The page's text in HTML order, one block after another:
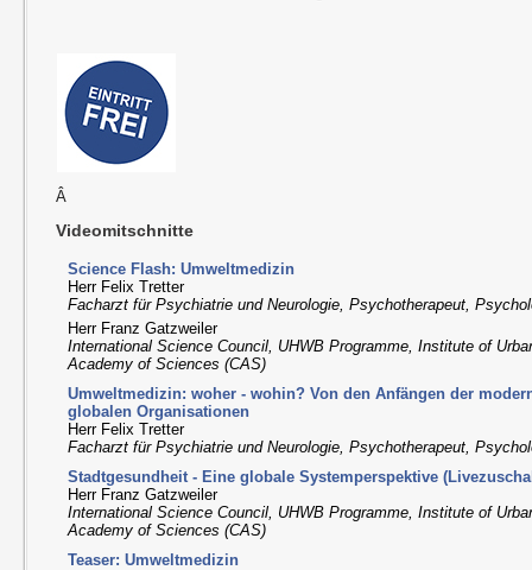
Â
Videomitschnitte
Science Flash: Umweltmedizin
Herr Felix Tretter
Facharzt für Psychiatrie und Neurologie, Psychotherapeut,
Herr Franz Gatzweiler
International Science Council, UHWB Programme, Institute of
Academy of Sciences (CAS)
Umweltmedizin: woher - wohin? Von den Anfängen der
globalen Organisationen
Herr Felix Tretter
Facharzt für Psychiatrie und Neurologie, Psychotherapeut,
Stadtgesundheit - Eine globale Systemperspektive
Herr Franz Gatzweiler
International Science Council, UHWB Programme, Institute of
Academy of Sciences (CAS)
Teaser: Umweltmedizin